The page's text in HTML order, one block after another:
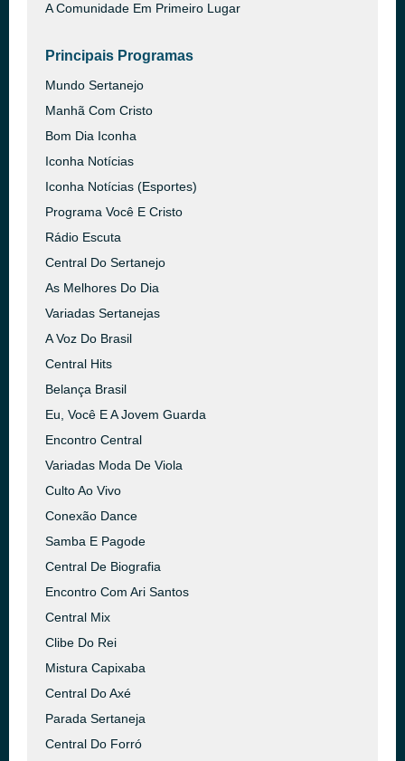
A Comunidade Em Primeiro Lugar
Principais Programas
Mundo Sertanejo
Manhã Com Cristo
Bom Dia Iconha
Iconha Notícias
Iconha Notícias (Esportes)
Programa Você E Cristo
Rádio Escuta
Central Do Sertanejo
As Melhores Do Dia
Variadas Sertanejas
A Voz Do Brasil
Central Hits
Belança Brasil
Eu, Você E A Jovem Guarda
Encontro Central
Variadas Moda De Viola
Culto Ao Vivo
Conexão Dance
Samba E Pagode
Central De Biografia
Encontro Com Ari Santos
Central Mix
Clibe Do Rei
Mistura Capixaba
Central Do Axé
Parada Sertaneja
Central Do Forró